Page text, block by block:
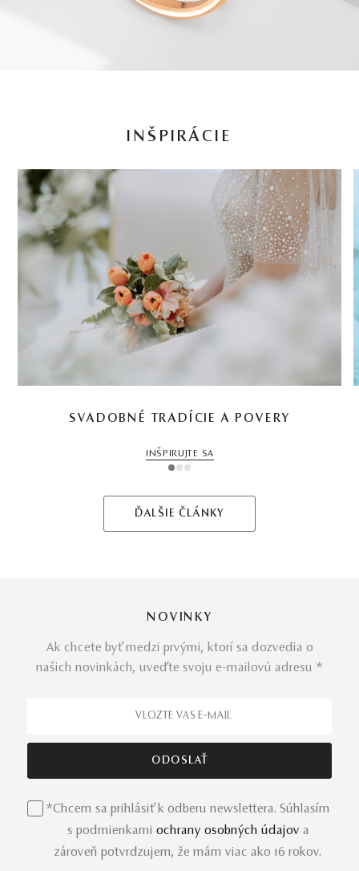
INŠPIRÁCIE
SVADOBNÉ TRADÍCIE A POVERY
INŠPIRUJTE SA
1 2 3
ĎALŠIE ČLÁNKY
NOVINKY
Ak chcete byť medzi prvými, ktorí sa dozvedia o
našich novinkách, uveďte svoju e-mailovú adresu *
*Chcem sa prihlásiť k odberu newslettera. Súhlasím
s podmienkami ochrany osobných údajov a
zároveň potvrdzujem, že mám viac ako 16 rokov.